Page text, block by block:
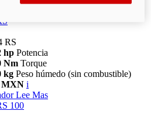
RS
hp Potencia
Nm Torque
kg Peso húmedo (sin combustible)
MXN i
Lee Mas
100